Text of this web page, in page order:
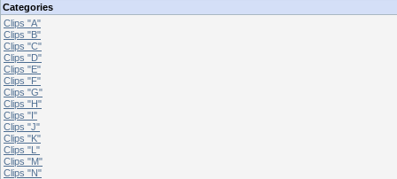
Categories
Clips "A"
Clips "B"
Clips "C"
Clips "D"
Clips "E"
Clips "F"
Clips "G"
Clips "H"
Clips "I"
Clips "J"
Clips "K"
Clips "L"
Clips "M"
Clips "N"